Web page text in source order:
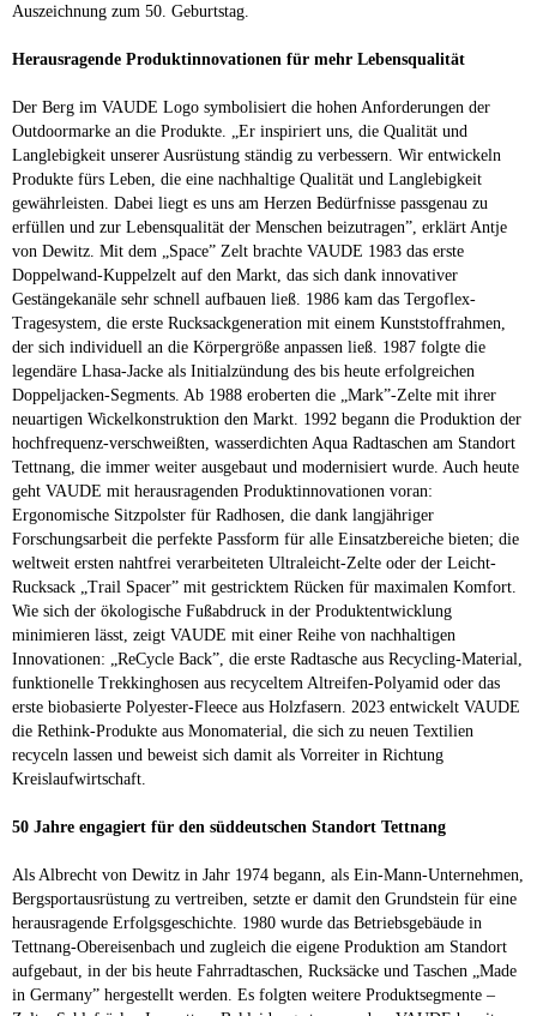
Auszeichnung zum 50. Geburtstag.
Herausragende Produktinnovationen für mehr Lebensqualität
Der Berg im VAUDE Logo symbolisiert die hohen Anforderungen der
Outdoormarke an die Produkte. „Er inspiriert uns, die Qualität und
Langlebigkeit unserer Ausrüstung ständig zu verbessern. Wir entwickeln
Produkte fürs Leben, die eine nachhaltige Qualität und Langlebigkeit
gewährleisten. Dabei liegt es uns am Herzen Bedürfnisse passgenau zu
erfüllen und zur Lebensqualität der Menschen beizutragen”, erklärt Antje
von Dewitz. Mit dem „Space” Zelt brachte VAUDE 1983 das erste
Doppelwand-Kuppelzelt auf den Markt, das sich dank innovativer
Gestängekanäle sehr schnell aufbauen ließ. 1986 kam das Tergoflex-
Tragesystem, die erste Rucksackgeneration mit einem Kunststoffrahmen,
der sich individuell an die Körpergröße anpassen ließ. 1987 folgte die
legendäre Lhasa-Jacke als Initialzündung des bis heute erfolgreichen
Doppeljacken-Segments. Ab 1988 eroberten die „Mark”-Zelte mit ihrer
neuartigen Wickelkonstruktion den Markt. 1992 begann die Produktion der
hochfrequenz-verschweißten, wasserdichten Aqua Radtaschen am Standort
Tettnang, die immer weiter ausgebaut und modernisiert wurde. Auch heute
geht VAUDE mit herausragenden Produktinnovationen voran:
Ergonomische Sitzpolster für Radhosen, die dank langjähriger
Forschungsarbeit die perfekte Passform für alle Einsatzbereiche bieten; die
weltweit ersten nahtfrei verarbeiteten Ultraleicht-Zelte oder der Leicht-
Rucksack „Trail Spacer” mit gestricktem Rücken für maximalen Komfort.
Wie sich der ökologische Fußabdruck in der Produktentwicklung
minimieren lässt, zeigt VAUDE mit einer Reihe von nachhaltigen
Innovationen: „ReCycle Back”, die erste Radtasche aus Recycling-Material,
funktionelle Trekkinghosen aus recyceltem Altreifen-Polyamid oder das
erste biobasierte Polyester-Fleece aus Holzfasern. 2023 entwickelt VAUDE
die Rethink-Produkte aus Monomaterial, die sich zu neuen Textilien
recyceln lassen und beweist sich damit als Vorreiter in Richtung
Kreislaufwirtschaft.
50 Jahre engagiert für den süddeutschen Standort Tettnang
Als Albrecht von Dewitz in Jahr 1974 begann, als Ein-Mann-Unternehmen,
Bergsportausrüstung zu vertreiben, setzte er damit den Grundstein für eine
herausragende Erfolgsgeschichte. 1980 wurde das Betriebsgebäude in
Tettnang-Obereisenbach und zugleich die eigene Produktion am Standort
aufgebaut, in der bis heute Fahrradtaschen, Rucksäcke und Taschen „Made
in Germany” hergestellt werden. Es folgten weitere Produktsegmente –